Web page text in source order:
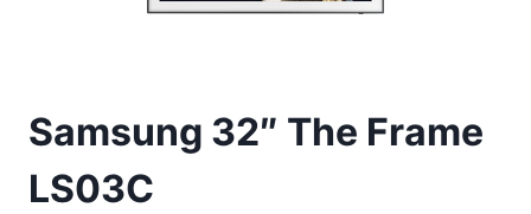
Samsung 32″ The Frame
LS03C